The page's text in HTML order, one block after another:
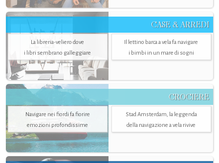
CASE & ARREDI
La libreria-veliero dove
i libri sembrano galleggiare
Il lettino barca a vela fa navigare
i bimbi in un mare di sogni
CROCIERE
Navigare nei fiordi fa fiorire
emozioni profondissime
Stad Amsterdam, la leggenda
della navigazione a vela rivive